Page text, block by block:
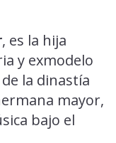
, es la hija
y exmodelo
la dinastía
mayor,
bajo el